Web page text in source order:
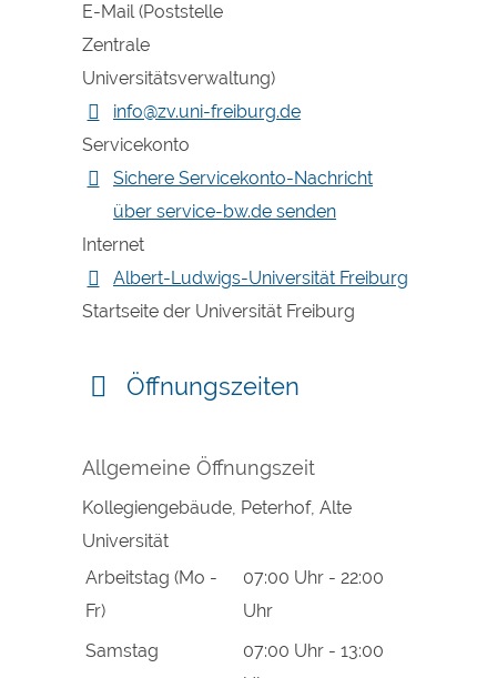
E-Mail (Poststelle
Zentrale
Universitätsverwaltung)
info@zv.uni-freiburg.de
Servicekonto
Sichere Servicekonto-Nachricht
über service-bw.de senden
Internet
Albert-Ludwigs-Universität Freiburg
Startseite der Universität Freiburg
Öffnungszeiten
Allgemeine Öffnungszeit
Kollegiengebäude, Peterhof, Alte
Universität
Arbeitstag (Mo -
Fr)
07:00 Uhr - 22:00
Uhr
Samstag
07:00 Uhr - 13:00